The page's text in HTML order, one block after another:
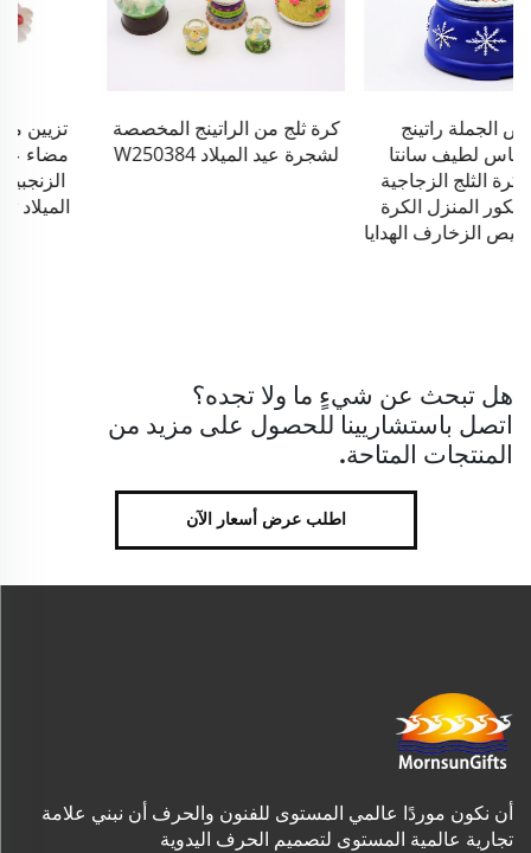
كرة ثلج من الراتينج المخصصة
لشجرة عيد الميلاد W250384
تزيين منزلي مخصص كبير
مضاء على شكل بيت كعك
الزنجبيل، زينة معلقة لعيد
الميلاد تباع بالجملة وبشكل
هل تبحث عن شيءٍ ما ولا تجده؟
اتصل باستشاريينا للحصول على مزيد من
المنتجات المتاحة.
اطلب عرض أسعار الآن
أن نكون موردًا عالمي المستوى للفنون والحرف أن نبني علامة
تجارية عالمية المستوى لتصميم الحرف اليدوية